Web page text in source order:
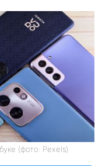
(фото: Pexels)